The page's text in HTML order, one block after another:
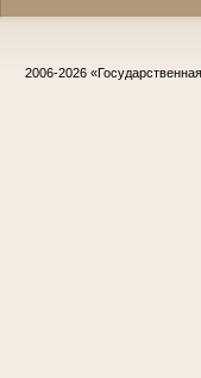
2006-2026